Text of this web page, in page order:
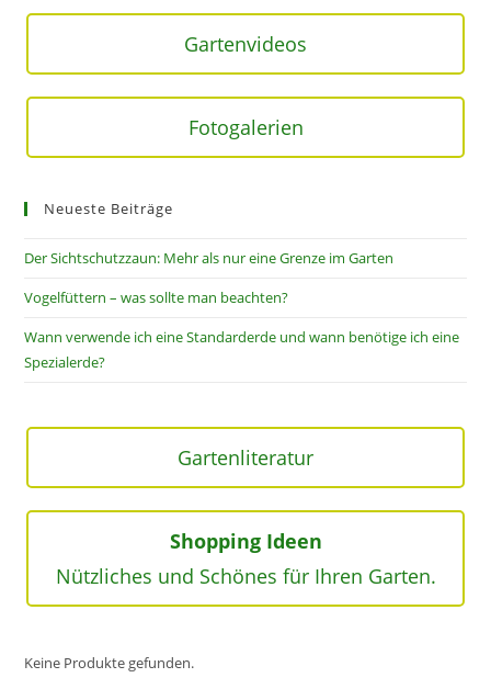
Gartenvideos
Fotogalerien
Neueste Beiträge
Der Sichtschutzzaun: Mehr als nur eine Grenze im Garten
Vogelfüttern – was sollte man beachten?
Wann verwende ich eine Standarderde und wann benötige ich eine
Spezialerde?
Gartenliteratur
Shopping Ideen
Nützliches und Schönes für Ihren Garten.
Keine Produkte gefunden.